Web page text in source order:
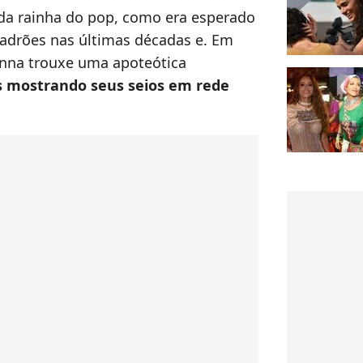
rainha do pop, como era esperado
nas últimas décadas e. Em
trouxe uma apoteótica
seus seios em rede